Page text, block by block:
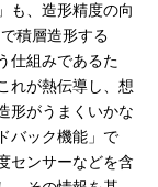
も、造形精度の向
積層造形する
仕組みであるた
れが熱伝導し、想
形がうまくいかな
バック機能」で
センサーなどを含